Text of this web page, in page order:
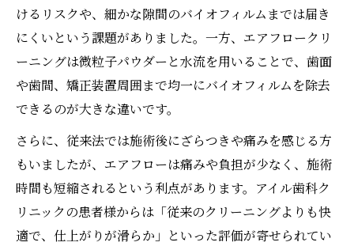
けるリスクや、細かな隙間のバイオフィルムまでは届き
にくいという課題がありました。一方、エアフロークリ
ーニングは微粒子パウダーと水流を用いることで、歯面
や歯間、矯正装置周囲まで均一にバイオフィルムを除去
できるのが大きな違いです。
さらに、従来法では施術後にざらつきや痛みを感じる方
もいましたが、エアフローは痛みや負担が少なく、施術
時間も短縮されるという利点があります。アイル歯科ク
リニックの患者様からは「従来のクリーニングよりも快
適で、仕上がりが滑らか」といった評価が寄せられてい